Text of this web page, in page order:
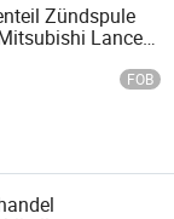
Zündspule
Lancer
MD365101
FOB